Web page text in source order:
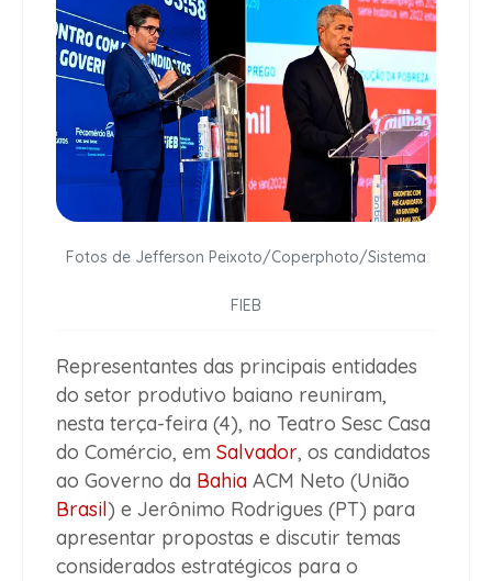
Fotos de Jefferson Peixoto/Coperphoto/Sistema
FIEB
Representantes das principais entidades
do setor produtivo baiano reuniram,
nesta terça-feira (4), no Teatro Sesc Casa
do Comércio, em Salvador, os candidatos
ao Governo da Bahia ACM Neto (União
Brasil) e Jerônimo Rodrigues (PT) para
apresentar propostas e discutir temas
considerados estratégicos para o